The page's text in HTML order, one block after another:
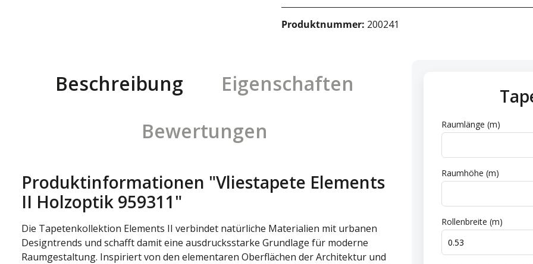
Produktnummer: 200241
Beschreibung
Eigenschaften
Bewertungen
Produktinformationen "Vliestapete Elements
II Holzoptik 959311"
Die Tapetenkollektion Elements II verbindet natürliche Materialien mit urbanen
Designtrends und schafft damit eine ausdrucksstarke Grundlage für moderne
Raumgestaltung. Inspiriert von den elementaren Oberflächen der Architektur und
Raumlänge (m)
Raumhöhe (m)
Rollenbreite (m)